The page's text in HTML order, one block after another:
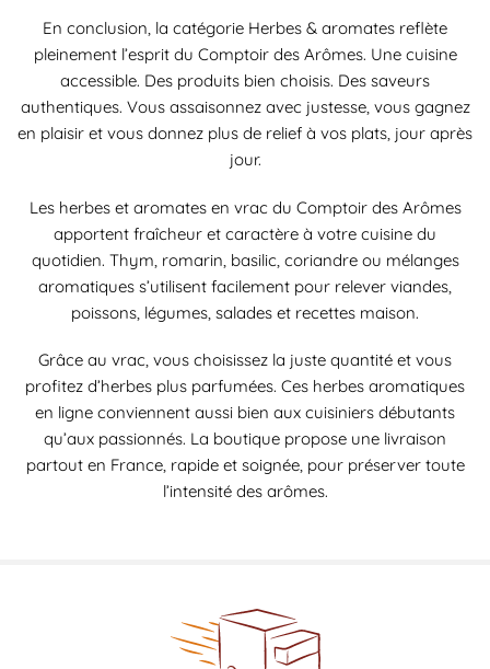
En conclusion, la catégorie Herbes & aromates reflète
pleinement l’esprit du Comptoir des Arômes. Une cuisine
accessible. Des produits bien choisis. Des saveurs
authentiques. Vous assaisonnez avec justesse, vous gagnez
en plaisir et vous donnez plus de relief à vos plats, jour après
jour.
Les herbes et aromates en vrac du Comptoir des Arômes
apportent fraîcheur et caractère à votre cuisine du
quotidien. Thym, romarin, basilic, coriandre ou mélanges
aromatiques s’utilisent facilement pour relever viandes,
poissons, légumes, salades et recettes maison.
Grâce au vrac, vous choisissez la juste quantité et vous
profitez d’herbes plus parfumées. Ces herbes aromatiques
en ligne conviennent aussi bien aux cuisiniers débutants
qu’aux passionnés. La boutique propose une livraison
partout en France, rapide et soignée, pour préserver toute
l’intensité des arômes.